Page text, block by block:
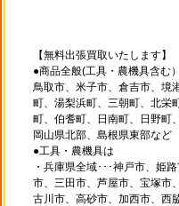
【無料出張買取いたします】
●商品全般(工具・農機具含む）
鳥取市、米子市、倉吉市、境
町、湯梨浜町、三朝町、北栄
町、伯耆町、日南町、日野町
岡山県北部、島根県東部など
●工具・農機具は
・兵庫県全域･･･神戸市、姫
市、三田市、芦屋市、宝塚市
古川市、高砂市、加西市、西